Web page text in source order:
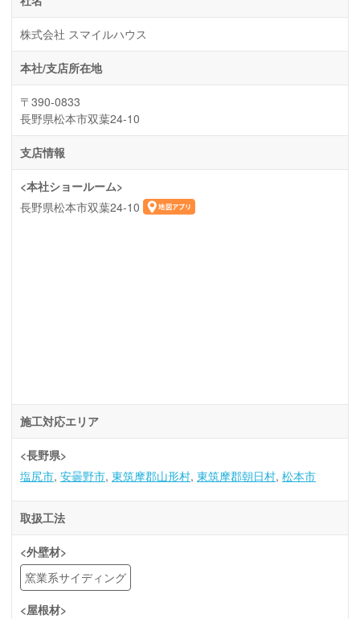
株式会社 スマイルハウス
本社/支店所在地
〒390-0833
長野県松本市双葉24-10
支店情報
<本社ショールーム>
長野県松本市双葉24-10
施工対応エリア
<長野県>
塩尻市 安曇野市 東筑摩郡山形村 東筑摩郡朝日村 松本市
取扱工法
<外壁材>
窯業系サイディング
<屋根材>